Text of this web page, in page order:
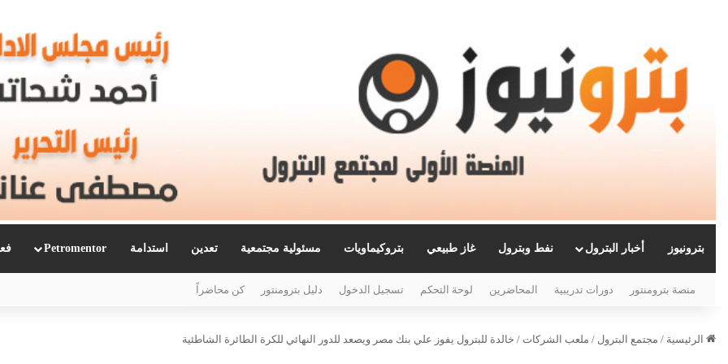
بترونيوز أخبار البترول نفط وبترول غاز طبيعي بتروكيماويات مسئولية مجتمعية تعدين استدامة Petromentor
منصة بترومنتور دورات تدريبية المحاضرين لوحة التحكم تسجيل الدخول دليل بترومنتور كن محاضراً
الرئيسية / مجتمع البترول / ملعب الشركات / خالدة للبترول يفوز علي بنك مصر ويصعد للدور النهائي للكرة الطائرة الشاطئية